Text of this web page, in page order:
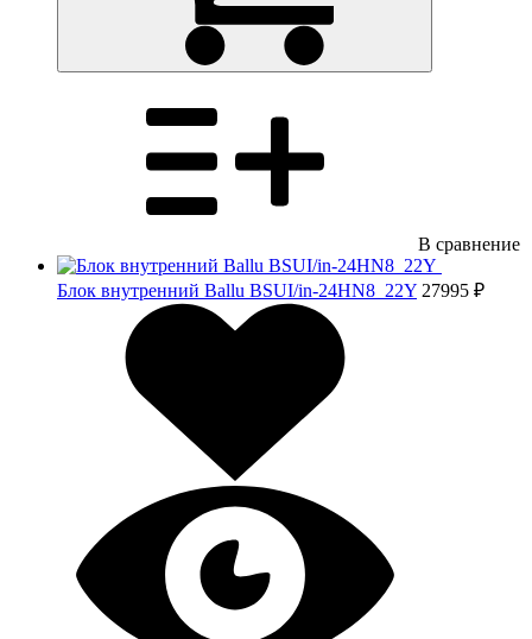
В сравнение
Блок внутренний Ballu BSUI/in-24HN8_22Y 27995 ₽